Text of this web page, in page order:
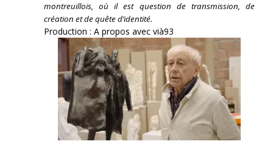
montreuillois, où il est question de transmission, de
création et de quête d’identité.
Production : A propos avec vià93